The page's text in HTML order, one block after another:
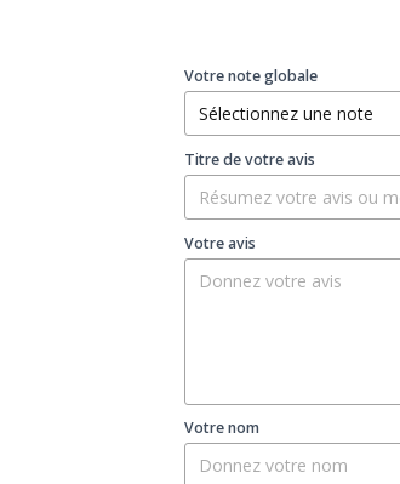
Votre note globale
Titre de votre avis
Votre avis
Votre nom